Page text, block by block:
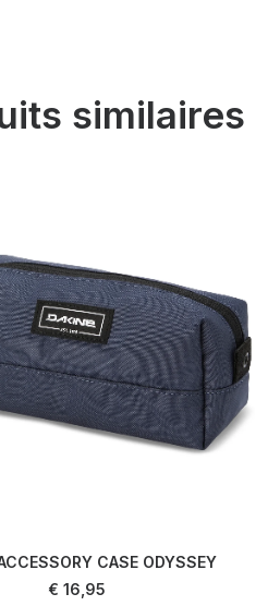
similaires
CASE ODYSSEY
€ 16,95